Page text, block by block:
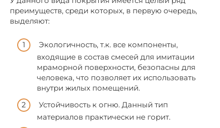
преимуществ, среди которых, в первую очередь,
выделяют:
Экологичность, т.к. все компоненты,
входящие в состав смесей для имитации
мраморной поверхности, безопасны для
человека, что позволяет их использовать
внутри жилых помещений.
Устойчивость к огню. Данный тип
материалов практически не горит.